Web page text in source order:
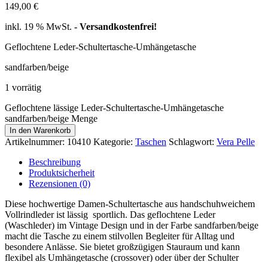
149,00 €
inkl. 19 % MwSt. - Versandkostenfrei!
Geflochtene Leder-Schultertasche-Umhängetasche
sandfarben/beige
1 vorrätig
Geflochtene lässige Leder-Schultertasche-Umhängetasche
sandfarben/beige Menge
In den Warenkorb
Artikelnummer: 10410 Kategorie: Taschen Schlagwort: Vera Pelle
Beschreibung
Produktsicherheit
Rezensionen (0)
Diese hochwertige Damen-Schultertasche aus handschuhweichem
Vollrindleder ist lässig sportlich. Das geflochtene Leder
(Waschleder) im Vintage Design und in der Farbe sandfarben/beige
macht die Tasche zu einem stilvollen Begleiter für Alltag und
besondere Anlässe. Sie bietet großzügigen Stauraum und kann
flexibel als Umhängetasche (crossover) oder über der Schulter